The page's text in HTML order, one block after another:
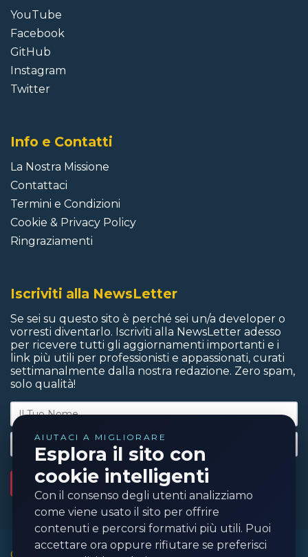
YouTube
Facebook
GitHub
Instagram
Twitter
Info e Contatti
La Nostra Missione
Contattaci
Termini e Condizioni
Cookie & Privacy Policy
Ringraziamenti
Iscriviti alla NewsLetter
Se sei su questo sito è perché sei un/a developer o
vorresti diventarlo. Iscriviti alla NewsLetter adesso
per ricevere tutti gli aggiornamenti importanti e i
link più utili per professionisti e appassionati, curati
settimanalmente dalla nostra redazione. Zero spam,
solo qualità!
ISCRIVITI ORA!
AIUTACI A MIGLIORARE
Esplora il sito con
cookie intelligenti
Con il consenso degli utenti analizziamo
come viene usato il sito per offrire
contenuti e percorsi formativi più utili. Puoi
accettare ora oppure rifiutare se preferisci